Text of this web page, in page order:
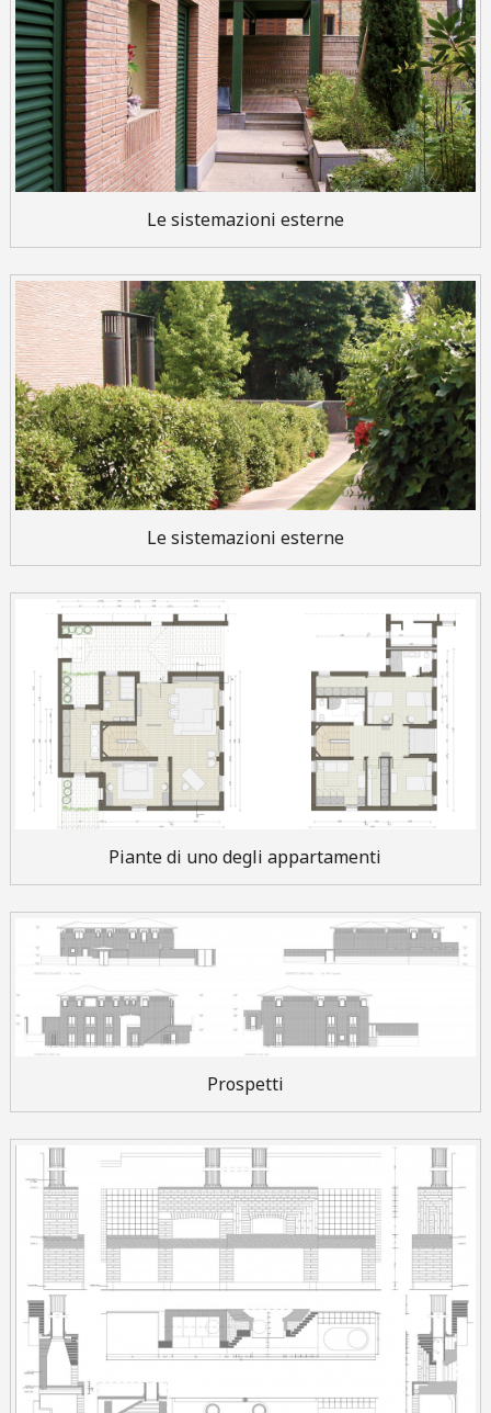
Le sistemazioni esterne
Le sistemazioni esterne
Piante di uno degli appartamenti
Prospetti